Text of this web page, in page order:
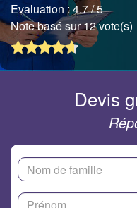
Evaluation :4.7/ 5
Note basé sur 12 vote(s)
Devis